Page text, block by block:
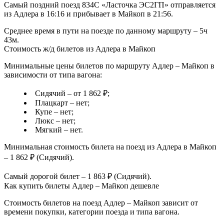
Самый поздний поезд 834С «Ласточка ЭС2ГП» отправляется
из Адлера в 16:16 и прибывает в Майкоп в 21:56.
Среднее время в пути на поезде по данному маршруту – 5ч
43м.
Стоимость ж/д билетов из Адлера в Майкоп
Минимальные цены билетов по маршруту Адлер – Майкоп в
зависимости от типа вагона:
Сидячий – от 1 862 ₽;
Плацкарт – нет;
Купе – нет;
Люкс – нет;
Мягкий – нет.
Минимальная стоимость билета на поезд из Адлера в Майкоп
– 1 862 ₽ (Сидячий).
Самый дорогой билет – 1 863 ₽ (Сидячий).
Как купить билеты Адлер – Майкоп дешевле
Стоимость билетов на поезд Адлер – Майкоп зависит от
времени покупки, категории поезда и типа вагона.